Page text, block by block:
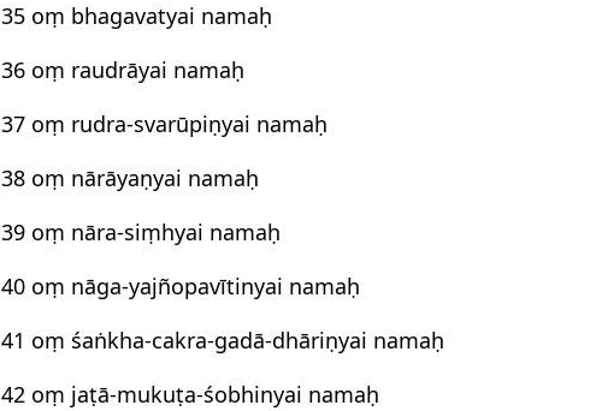
35 oṃ bhagavatyai namaḥ
36 oṃ raudrāyai namaḥ
37 oṃ rudra-svarūpiṇyai namaḥ
38 oṃ nārāyaṇyai namaḥ
39 oṃ nāra-siṃhyai namaḥ
40 oṃ nāga-yajñopavītinyai namaḥ
41 oṃ śaṅkha-cakra-gadā-dhāriṇyai namaḥ
42 oṃ jaṭā-mukuṭa-śobhinyai namaḥ